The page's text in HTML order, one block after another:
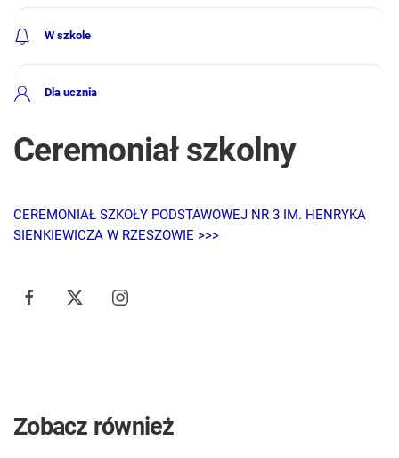
W szkole
Dla ucznia
Ceremoniał szkolny
CEREMONIAŁ SZKOŁY PODSTAWOWEJ NR 3 IM. HENRYKA
SIENKIEWICZA W RZESZOWIE >>>
Zobacz również